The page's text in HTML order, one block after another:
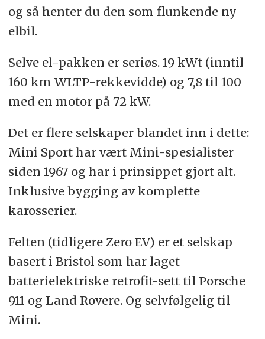
og så henter du den som flunkende ny
elbil.
Selve el-pakken er seriøs. 19 kWt (inntil
160 km WLTP-rekkevidde) og 7,8 til 100
med en motor på 72 kW.
Det er flere selskaper blandet inn i dette:
Mini Sport har vært Mini-spesialister
siden 1967 og har i prinsippet gjort alt.
Inklusive bygging av komplette
karosserier.
Felten (tidligere Zero EV) er et selskap
basert i Bristol som har laget
batterielektriske retrofit-sett til Porsche
911 og Land Rovere. Og selvfølgelig til
Mini.